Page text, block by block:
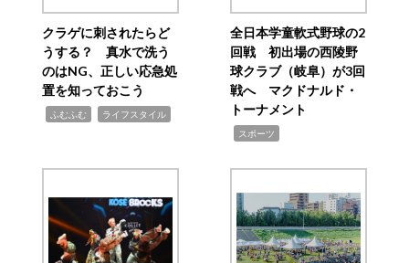
クラゲに刺されたらど
うする？ 真水で洗う
のはNG、正しい応急処
置を知っておこう
ふむふむ ライフスタイル
全日本学童軟式野球の2
回戦 初出場の西陵野
球クラブ（岐阜）が3回
戦へ マクドナルド・
トーナメント
スポーツ